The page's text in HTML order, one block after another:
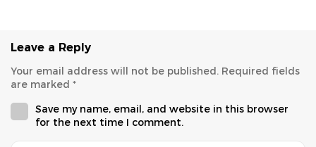
Leave a Reply
Your email address will not be published. Required fields
are marked *
Save my name, email, and website in this browser
for the next time I comment.